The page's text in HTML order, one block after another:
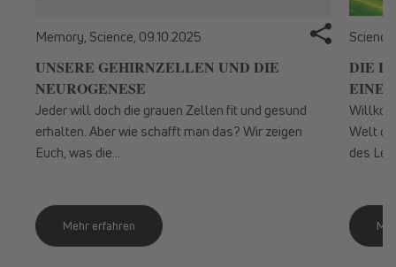
Memory, Science, 09.10.2025
UNSERE GEHIRNZELLEN UND DIE
NEUROGENESE
Jeder will doch die grauen Zellen fit und gesund
erhalten. Aber wie schafft man das? Wir zeigen
Euch, was die...
Mehr erfahren
DIE
EINE
Welt
des